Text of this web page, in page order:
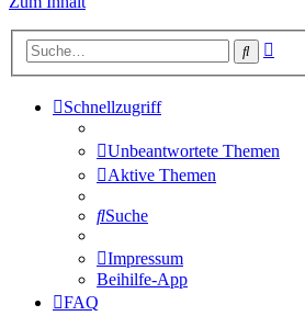
Suche
Schnellzugriff
Unbeantwortete Themen
Aktive Themen
Suche
Impressum
Beihilfe-App
FAQ